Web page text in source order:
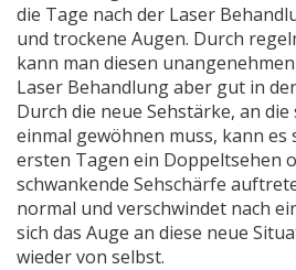
die Tage nach der Laser
und trockene Augen. Durch
kann man diesen
Laser Behandlung aber gut in
Durch die neue Sehstärke, an
einmal gewöhnen muss, kann es
ersten Tagen ein Doppeltsehen
schwankende Sehschärfe
normal und verschwindet nach
sich das Auge an diese neue
wieder von selbst.